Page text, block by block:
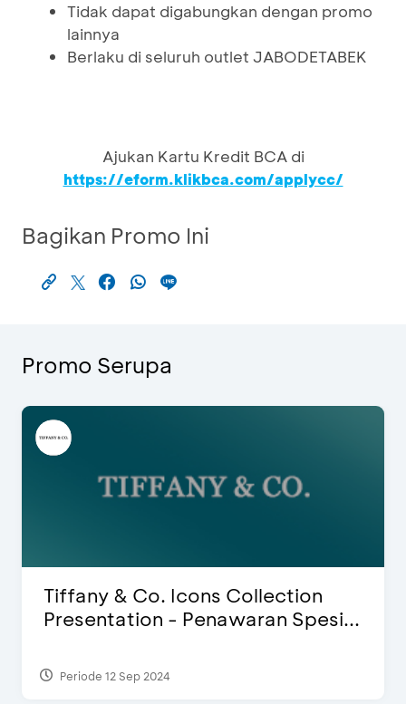
Tidak dapat digabungkan dengan promo
lainnya
Berlaku di seluruh outlet JABODETABEK
Ajukan Kartu Kredit BCA di
https://eform.klikbca.com/applycc/
Bagikan Promo Ini
Promo Serupa
Blink Beauty Clinic - Diskon 25% &
Special Bonus
Periode 27 Mar 2025 - 31 Agt 2026